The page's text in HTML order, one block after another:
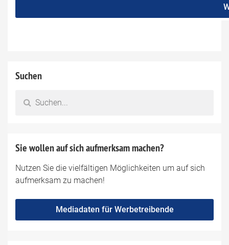
Suchen
Sie wollen auf sich aufmerksam machen?
Nutzen Sie die vielfältigen Möglichkeiten um auf sich
aufmerksam zu machen!
Mediadaten für Werbetreibende